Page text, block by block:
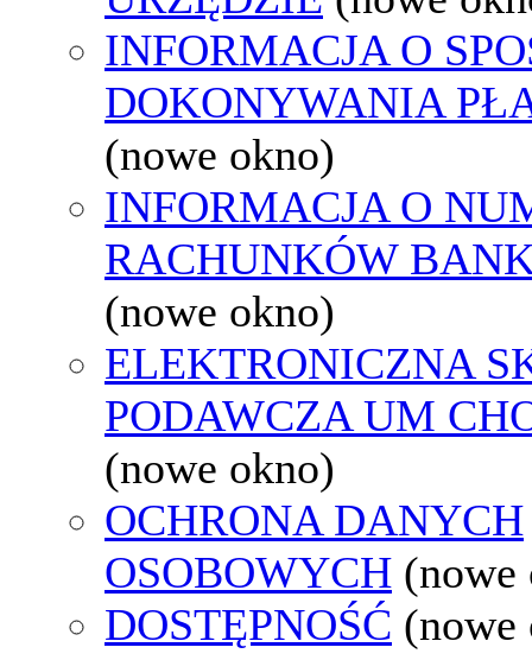
INFORMACJA O
DOKONYWANIA
(nowe okno)
INFORMACJA O
RACHUNKÓW
(nowe okno)
ELEKTRONICZNA
PODAWCZA UM
(nowe okno)
OCHRONA DANYCH
OSOBOWYCH (nowe
DOSTĘPNOŚĆ (nowe